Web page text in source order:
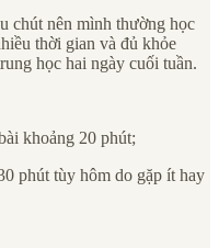
chút nên mình thường học
thời gian và đủ khỏe
học hai ngày cuối tuần.
khoảng 20 phút;
phút tùy hôm do gặp ít hay